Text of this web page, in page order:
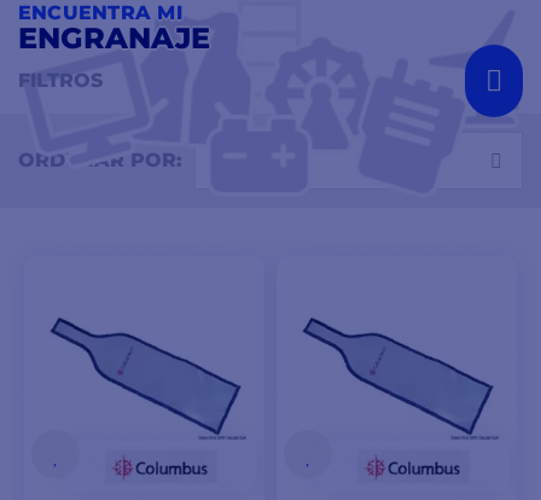
ENCUENTRA MI
ENGRANAJE
FILTROS
ORDENAR POR: